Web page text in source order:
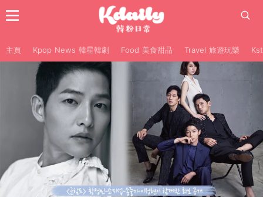
主頁 Kpop News 韓星韓劇 Food 美食甜品 Travel 旅遊玩樂